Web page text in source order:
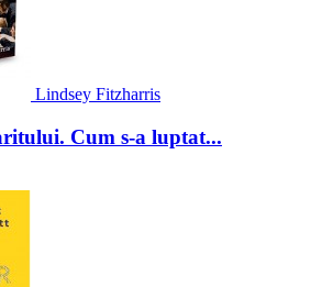
Lindsey Fitzharris
Cum s-a luptat...